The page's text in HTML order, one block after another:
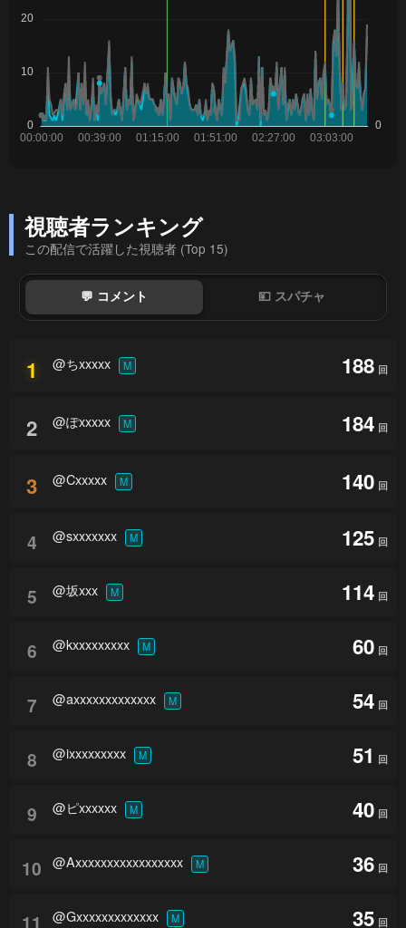
視聴者ランキング
この配信で活躍した視聴者 (Top 15)
💬 コメント 💴 スパチャ
1 @ちxxxxx M 188 回
2 @ぽxxxxx M 184 回
3 @Cxxxxx M 140 回
4 @sxxxxxxx M 125 回
5 @坂xxx M 114 回
6 @kxxxxxxxxx M 60 回
7 @axxxxxxxxxxxxx M 54 回
8 @ixxxxxxxxx M 51 回
9 @ピxxxxxx M 40 回
10 @Axxxxxxxxxxxxxxxxx M 36 回
11 @Gxxxxxxxxxxxxx M 35 回